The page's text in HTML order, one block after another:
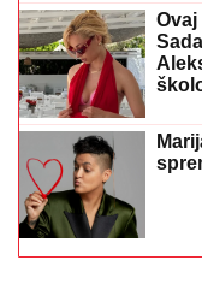
Ovaj